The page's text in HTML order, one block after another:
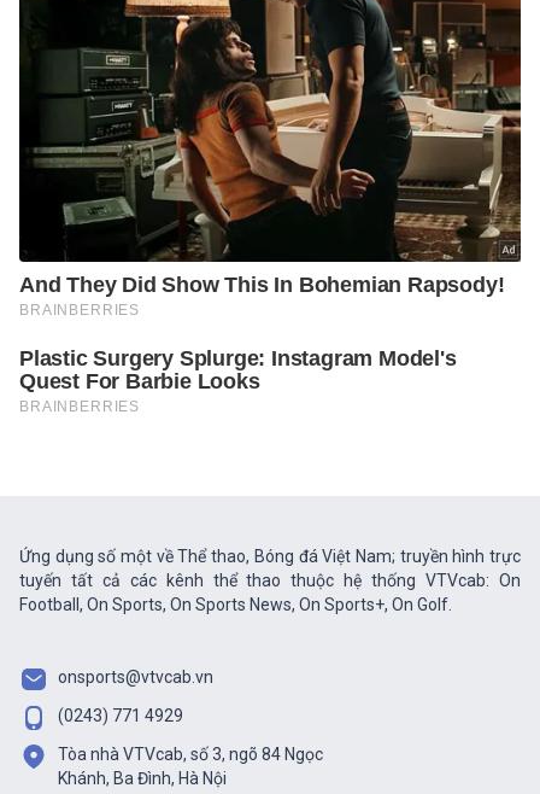
Ứng dụng số một về Thể thao, Bóng đá Việt Nam; truyền hình trực
tuyến tất cả các kênh thể thao thuộc hệ thống VTVcab: On
Football, On Sports, On Sports News, On Sports+, On Golf.
onsports@vtvcab.vn
(0243) 771 4929
Tòa nhà VTVcab, số 3, ngõ 84 Ngọc
Khánh, Ba Đình, Hà Nội